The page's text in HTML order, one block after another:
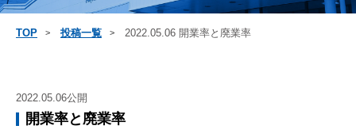
TOP 投稿一覧 2022.05.06 開業率と廃業率
2022.05.06公開
開業率と廃業率